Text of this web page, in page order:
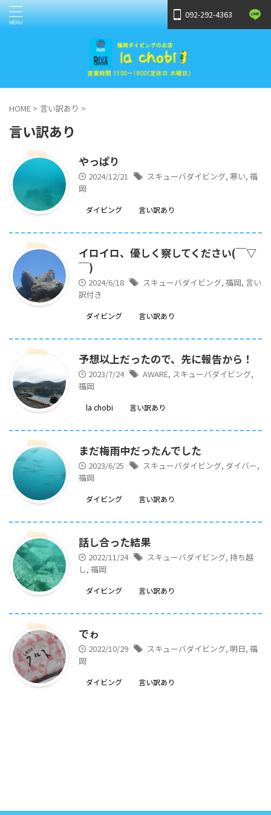
092-292-4363
HOME > 言い訳あり >
言い訳あり
やっぱり
2024/12/21 スキューバダイビング, 寒い, 福
岡
ダイビング 言い訳あり
イロイロ、優しく察してください(￣▽
￣)
2024/6/18 スキューバダイビング, 福岡, 言い
訳付き
ダイビング 言い訳あり
予想以上だったので、先に報告から！
2023/7/24 AWARE, スキューバダイビング,
福岡
la chobi 言い訳あり
まだ梅雨中だったんでした
2023/6/25 スキューバダイビング, ダイバー,
福岡
ダイビング 言い訳あり
話し合った結果
2022/11/24 スキューバダイビング, 持ち越
し, 福岡
ダイビング 言い訳あり
でゎ
2022/10/29 スキューバダイビング, 明日, 福
岡
ダイビング 言い訳あり